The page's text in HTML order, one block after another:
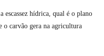
escassez hídrica, qual é o plano
o carvão gera na agricultura